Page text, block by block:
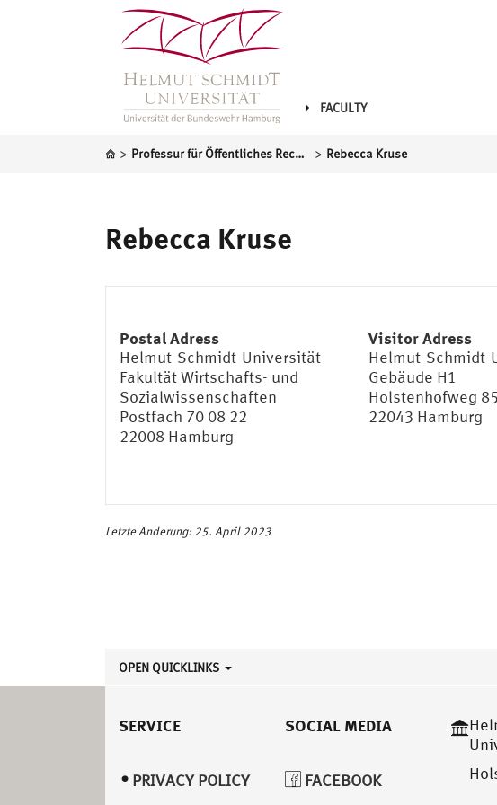
FACULTY
> Professur für Öffentliches Recht, insbesondere Völkerrecht und Europarecht > Rebecca Kruse
Rebecca Kruse
Visitor Adress
Helmut-Schmidt-
Gebäude H1
Holstenhofweg 85
22043 Hamburg
Postal Adress
Helmut-Schmidt-Universität
Fakultät Wirtschafts- und
Sozialwissenschaften
Postfach 70 08 22
22008 Hamburg
Letzte Änderung: 25. April 2023
OPEN QUICKLINKS
SERVICE
PRIVACY POLICY
SOCIAL MEDIA
FACEBOOK